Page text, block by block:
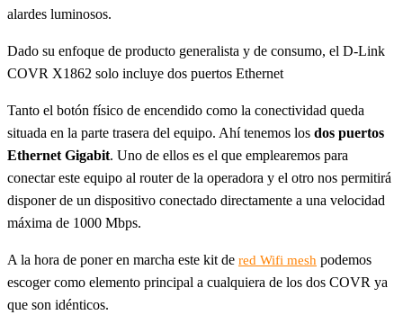
alardes luminosos.
Dado su enfoque de producto generalista y de consumo, el D-Link
COVR X1862 solo incluye dos puertos Ethernet
Tanto el botón físico de encendido como la conectividad queda
situada en la parte trasera del equipo. Ahí tenemos los dos puertos
Ethernet Gigabit. Uno de ellos es el que emplearemos para
conectar este equipo al router de la operadora y el otro nos permitirá
disponer de un dispositivo conectado directamente a una velocidad
máxima de 1000 Mbps.
A la hora de poner en marcha este kit de red Wifi mesh podemos
escoger como elemento principal a cualquiera de los dos COVR ya
que son idénticos.